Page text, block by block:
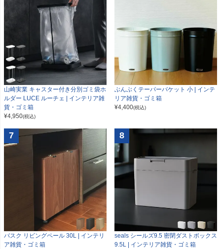
山崎実業 キャスター付き分別ゴミ袋ホ
ルダー LUCE ルーチェ | インテリア雑
貨・ゴミ箱
¥4,950(税込)
ぶんぶくテーパーバケット 小 | インテ
リア雑貨・ゴミ箱
¥4,400(税込)
7
バスク リビングペール 30L | インテリ
ア雑貨・ゴミ箱
8
seals シールズ9.5 密閉ダストボックス
9.5L | インテリア雑貨・ゴミ箱